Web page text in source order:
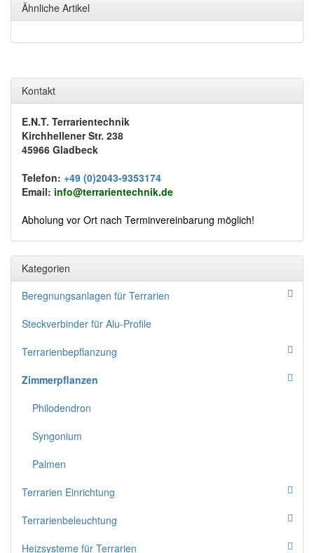
Ähnliche Artikel
Kontakt
E.N.T. Terrarientechnik
Kirchhellener Str. 238
45966 Gladbeck
Telefon: +49 (0)2043-9353174
Email: info@terrarientechnik.de
Abholung vor Ort nach Terminvereinbarung möglich!
Kategorien
Beregnungsanlagen für Terrarien
Steckverbinder für Alu-Profile
Terrarienbepflanzung
Zimmerpflanzen
Philodendron
Syngonium
Palmen
Terrarien Einrichtung
Terrarienbeleuchtung
Heizsysteme für Terrarien